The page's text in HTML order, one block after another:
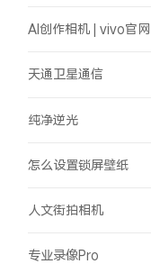
AI创作相机 | vivo官网
天通卫星通信
纯净逆光
怎么设置锁屏壁纸
人文街拍相机
专业录像Pro